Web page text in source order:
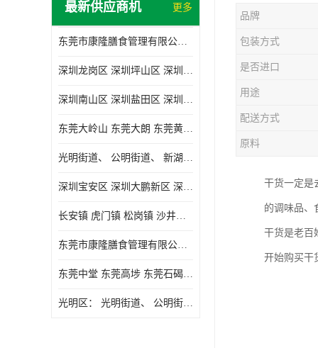
最新供应商机 更多
东莞市康隆膳食管理有限公司主要经营蔬菜配送 东莞食堂承包 光明蔬菜配送 深圳市食堂承包 深圳市蔬菜配送等业务 欢迎咨询了解
深圳龙岗区 深圳坪山区 深圳光明区 深圳龙华区
深圳南山区 深圳盐田区 深圳福田区 深圳罗湖区 深圳龙岗区
东莞大岭山 东莞大朗 东莞黄江 东莞樟木头 蔬菜配送
光明街道、 公明街道、 新湖街道、
深圳宝安区 深圳大鹏新区 深圳特别合作区
长安镇 虎门镇 松岗镇 沙井镇 公明镇 莞城街道 南城街道 东城街道 万江街道 石碣镇 石龙镇 茶山镇 石排镇 企石镇 横沥镇
东莞市康隆膳食管理有限公司 长安蔬菜配送 虎门蔬菜配送 大岭山蔬菜配送
东莞中堂 东莞高埗 东莞石碣 东莞望牛墩 东莞洪梅 东莞道滘 东莞石龙镇 东莞石排镇
光明区： 光明街道、 公明街道、 新湖街道、 凤凰街道、 玉塘街道、 马田街道
品牌
包装方式
是否进口
用途
配送方式
原料
干货一定是
的调味品、
干货是老百
开始购买干